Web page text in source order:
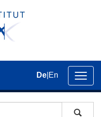
der
De En